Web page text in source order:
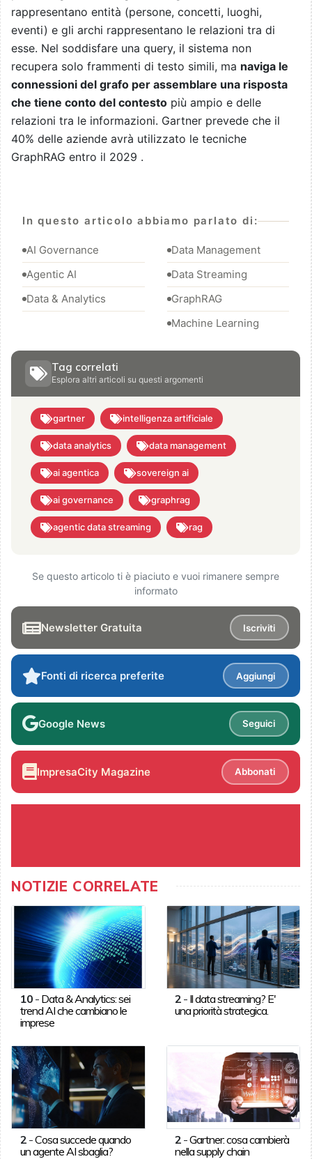
rappresentano entità (persone, concetti, luoghi,
eventi) e gli archi rappresentano le relazioni tra di
esse. Nel soddisfare una query, il sistema non
recupera solo frammenti di testo simili, ma naviga le
connessioni del grafo per assemblare una risposta
che tiene conto del contesto più ampio e delle
relazioni tra le informazioni. Gartner prevede che il
40% delle aziende avrà utilizzato le tecniche
GraphRAG entro il 2029 .
In questo articolo abbiamo parlato di:
AI Governance
Agentic AI
Data & Analytics
Data Management
Data Streaming
GraphRAG
Machine Learning
Tag correlati
Esplora altri articoli su questi argomenti
gartner intelligenza artificiale
data analytics data management
ai agentica sovereign ai
ai governance graphrag
agentic data streaming rag
Se questo articolo ti è piaciuto e vuoi rimanere sempre
informato
Newsletter Gratuita Iscriviti
Fonti di ricerca preferite Aggiungi
Google News Seguici
ImpresaCity Magazine Abbonati
NOTIZIE CORRELATE
10- Data & Analytics: sei
trend AI che cambiano le
imprese
2 - Il data streaming? E'
una priorità strategica.
2-Cosa succede quando
un agente AI sbaglia?
2 -Gartner: cosa cambierà
nella supply chain